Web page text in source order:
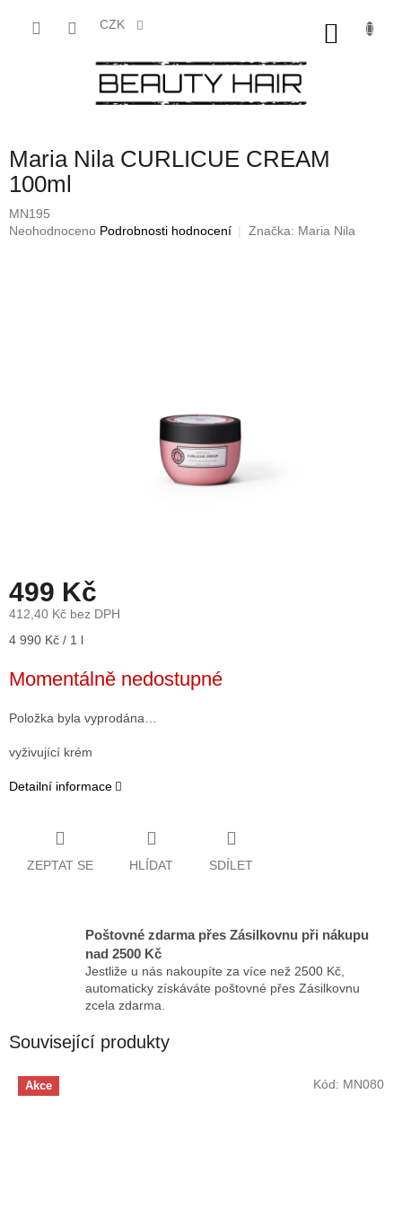
CZK
Maria Nila CURLICUE CREAM
100ml
MN195
Průměrné
Neohodnoceno Podrobnosti hodnocení Značka: Maria Nila
499 Kč
412,40 Kč bez DPH
Měrná
4 990 Kč / 1 l
Momentálně nedostupné
Položka byla vyprodána…
vyživující krém
Detailní informace
ZEPTAT SE HLÍDAT SDÍLET
Poštovné zdarma přes Zásilkovnu při nákupu
nad 2500 Kč
Jestliže u nás nakoupíte za více než 2500 Kč,
automaticky získáváte poštovné přes Zásilkovnu
zcela zdarma.
Související produkty
Akce Kód: MN080